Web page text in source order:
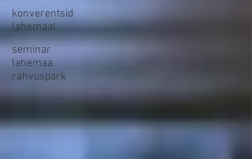
konverentsid
lahemaal
seminar
lahemaa
rahvuspark